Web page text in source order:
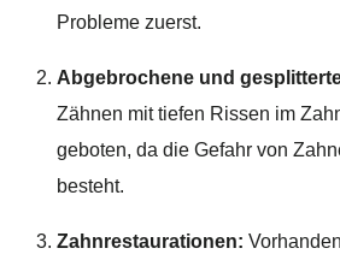
Probleme zuerst.
Abgebrochene und
Zähnen mit tiefen Rissen im
geboten, da die Gefahr von
besteht.
Zahnrestaurationen: